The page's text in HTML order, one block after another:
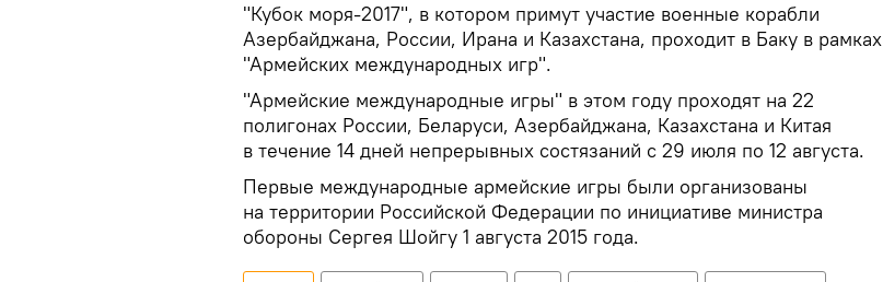
"Кубок моря-2017", в котором примут участие военные корабли
Азербайджана, России, Ирана и Казахстана, проходит в Баку в рамках
"Армейских международных игр".
"Армейские международные игры" в этом году проходят на 22
полигонах России, Беларуси, Азербайджана, Казахстана и Китая
в течение 14 дней непрерывных состязаний с 29 июля по 12 августа.
Первые международные армейские игры были организованы
на территории Российской Федерации по инициативе министра
обороны Сергея Шойгу 1 августа 2015 года.